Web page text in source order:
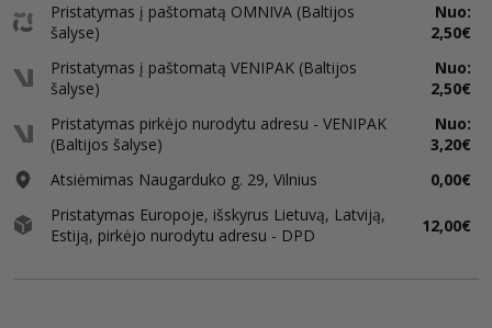
Pristatymas į paštomatą OMNIVA (Baltijos
šalyse)
Nuo:
2,50€
Pristatymas į paštomatą VENIPAK (Baltijos
šalyse)
Nuo:
2,50€
Pristatymas pirkėjo nurodytu adresu - VENIPAK
(Baltijos šalyse)
Nuo:
3,20€
Atsiėmimas Naugarduko g. 29, Vilnius
0,00€
Pristatymas Europoje, išskyrus Lietuvą, Latviją,
Estiją, pirkėjo nurodytu adresu - DPD
12,00€